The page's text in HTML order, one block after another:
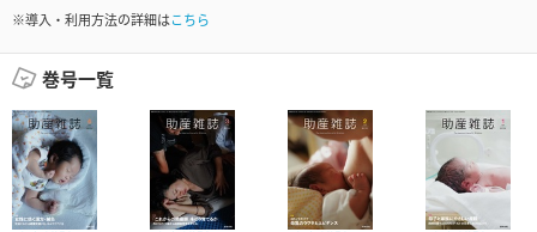
※導入・利用方法の詳細はこちら
巻号一覧